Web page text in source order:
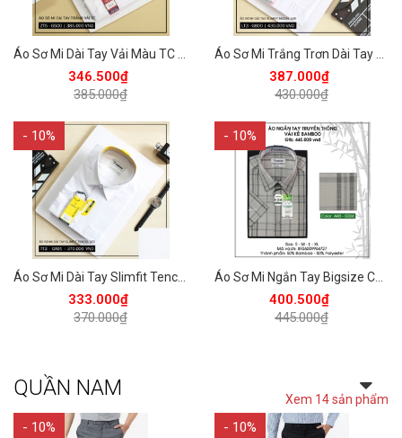
346.500₫
385.000₫
387.000₫
430.000₫
- 10%
333.000₫
370.000₫
- 10%
400.500₫
445.000₫
QUẦN NAM Xem 14 sản phẩm
- 10% - 10%